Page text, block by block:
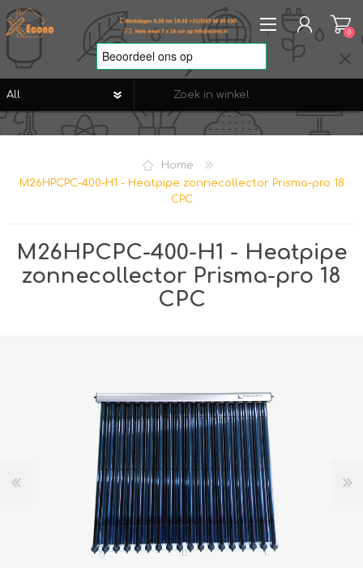
REGISTREREN
0
Home
M26HPCPC-400-H1 - Heatpipe zonnecollector Prisma-pro 18
CPC
M26HPCPC-400-H1 - Heatpipe
zonnecollector Prisma-pro 18
CPC